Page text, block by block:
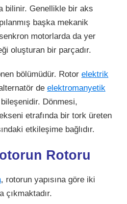
bilinir. Genellikle bir aks
başka mekanik
motorlarda da yer
oluşturan bir parçadır.
bölümüdür. Rotor elektrik
de elektromanyetik
Dönmesi,
etrafında bir tork üreten
etkileşime bağlıdır.
Rotoru
, rotorun yapısına göre iki
çıkmaktadır.